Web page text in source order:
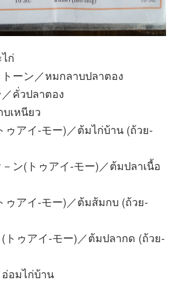
ก่
ーン／หมกลาบปลาตอง
／คั่วปลาตอง
บเหนียว
ゥアイ-モー)／ต้มไก่บ้าน (ถ้วย-
－ン(トゥアイ-モー)／ต้มปลาเนื้อ
ゥアイ-モー)／ต้มส้มกบ (ถ้วย-
(トゥアイ-モー)／ต้มปลากด (ถ้วย-
อ่อมไก่บ้าน